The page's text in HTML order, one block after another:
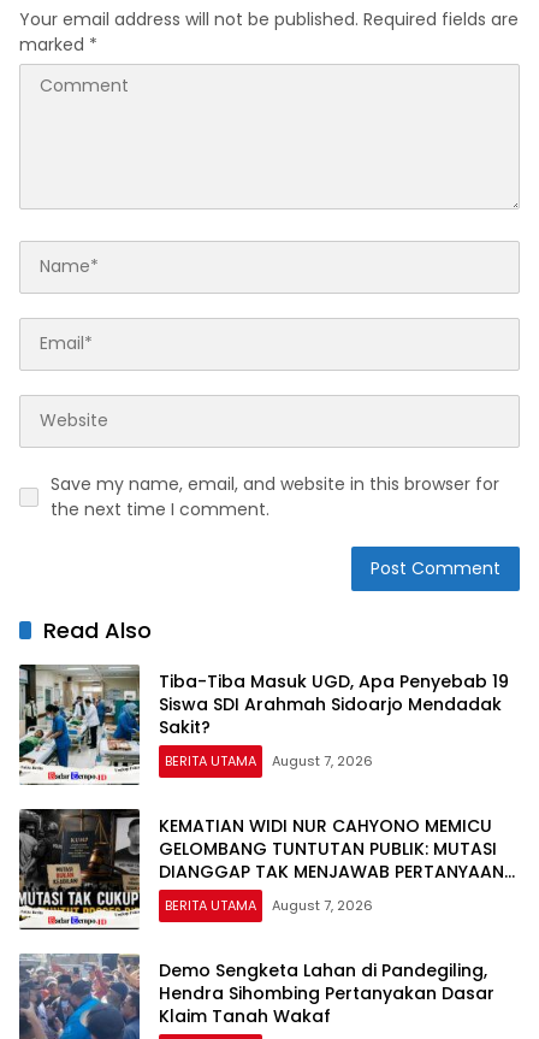
Your email address will not be published. Required fields are
marked *
Save my name, email, and website in this browser for
the next time I comment.
Read Also
Tiba-Tiba Masuk UGD, Apa Penyebab 19
Siswa SDI Arahmah Sidoarjo Mendadak
Sakit?
BERITA UTAMA August 7, 2026
KEMATIAN WIDI NUR CAHYONO MEMICU
GELOMBANG TUNTUTAN PUBLIK: MUTASI
DIANGGAP TAK MENJAWAB PERTANYAAN
HUKUM, DESAKAN PROSES PIDANA
MENGUAT
BERITA UTAMA August 7, 2026
Demo Sengketa Lahan di Pandegiling,
Hendra Sihombing Pertanyakan Dasar
Klaim Tanah Wakaf